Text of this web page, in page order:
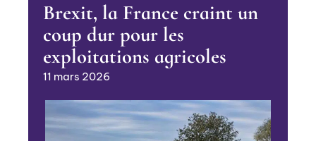
Brexit, la France craint un
coup dur pour les
exploitations agricoles
11 mars 2026